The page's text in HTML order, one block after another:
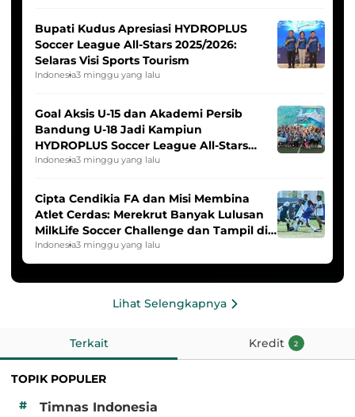
Bupati Kudus Apresiasi HYDROPLUS
Soccer League All-Stars 2025/2026:
Selaras Visi Sports Tourism
Indonesia3 minggu yang lalu
Goal Aksis U-15 dan Akademi Persib
Bandung U-18 Jadi Kampiun
HYDROPLUS Soccer League All-Stars
2025/2026
Indonesia3 minggu yang lalu
Cipta Cendikia FA dan Misi Membina
Atlet Cerdas: Merekrut Banyak Lulusan
MilkLife Soccer Challenge dan Tampil di
HYDROPLUS Soccer League
Indonesia3 minggu yang lalu
Lihat Selengkapnya
Terkait Kredit 2
TOPIK POPULER
#
Timnas Indonesia